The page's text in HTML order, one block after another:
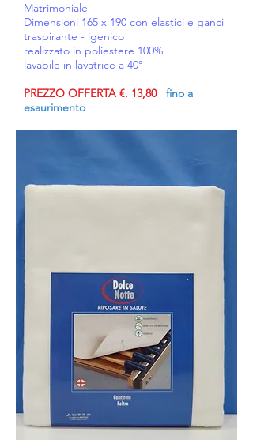
Matrimoniale
Dimensioni 165 x 190 con elastici e ganci
traspirante - igenico
realizzato in poliestere 100%
lavabile in lavatrice a 40°
PREZZO OFFERTA €. 13,80
fino a
esaurimento